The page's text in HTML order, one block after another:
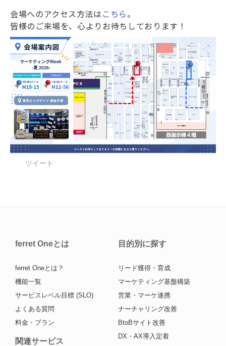
会場へのアクセス方法は こちら。
皆様のご来場を、心よりお待ちしております！
ツイート
ferret Oneとは
ferret Oneとは？
機能一覧
サービスレベル目標 (SLO)
よくある質問
料金・プラン
関連サービス
目的別に探す
リード獲得・育成
マーケティング基盤構築
営業・マーケ連携
ナーチャリング改善
BtoBサイト改善
DX・AX導入定着